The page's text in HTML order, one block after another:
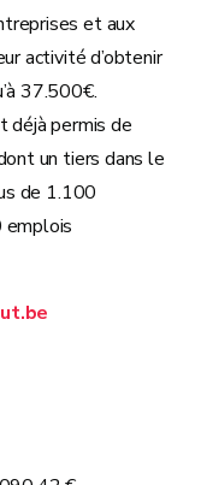
et aux
activité d’obtenir
37.500€.
déjà permis de
un tiers dans le
de 1.100
emplois